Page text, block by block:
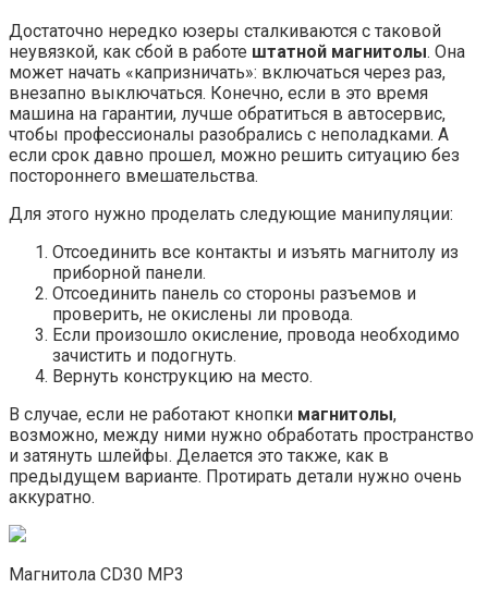
Достаточно нередко юзеры сталкиваются с таковой
неувязкой, как сбой в работе штатной магнитолы. Она
может начать «капризничать»: включаться через раз,
внезапно выключаться. Конечно, если в это время
машина на гарантии, лучше обратиться в автосервис,
чтобы профессионалы разобрались с неполадками. А
если срок давно прошел, можно решить ситуацию без
постороннего вмешательства.
Для этого нужно проделать следующие манипуляции:
Отсоединить все контакты и изъять магнитолу из
приборной панели.
Отсоединить панель со стороны разъемов и
проверить, не окислены ли провода.
Если произошло окисление, провода необходимо
зачистить и подогнуть.
Вернуть конструкцию на место.
В случае, если не работают кнопки магнитолы,
возможно, между ними нужно обработать пространство
и затянуть шлейфы. Делается это также, как в
предыдущем варианте. Протирать детали нужно очень
аккуратно.
Магнитола CD30 MP3